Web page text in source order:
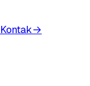
Kontak→